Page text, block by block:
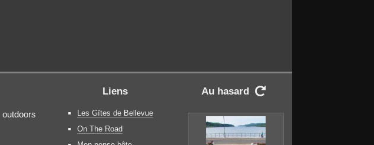
outdoors
Liens
Les Gîtes de Bellevue
On The Road
Au hasard 